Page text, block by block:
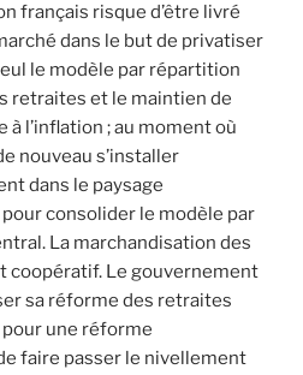
français risque d’être livré
dans le but de privatiser
le modèle par répartition
retraites et le maintien de
à l’inflation ; au moment où
nouveau s’installer
dans le paysage
consolider le modèle par
La marchandisation des
coopératif. Le gouvernement
sa réforme des retraites
une réforme
faire passer le nivellement